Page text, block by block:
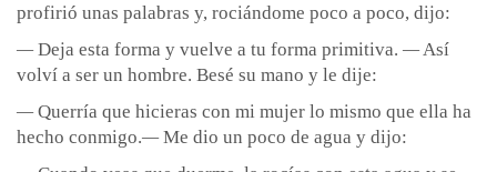
profirió unas palabras y, rociándome poco a poco, dijo:
—Deja esta forma y vuelve a tu forma primitiva. —Así
volví a ser un hombre. Besé su mano y le dije:
—Querría que hicieras con mi mujer lo mismo que ella ha
hecho conmigo.—Me dio un poco de agua y dijo: